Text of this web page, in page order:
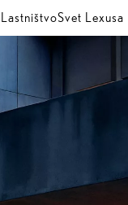
LastništvoSvet Lexusa